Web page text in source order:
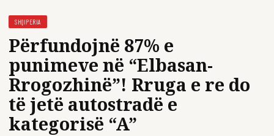
SHQIPERIA
Përfundojnë 87% e
punimeve në “Elbasan-
Rrogozhinë”! Rruga e re do
të jetë autostradë e
kategorisë “A”